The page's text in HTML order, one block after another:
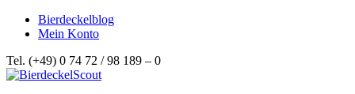
Bierdeckelblog
Mein Konto
Tel. (+49) 0 74 72 / 98 189 – 0